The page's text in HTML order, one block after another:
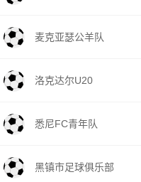
麦克亚瑟公羊队
洛克达尔U20
悉尼FC青年队
黑镇市足球俱乐部